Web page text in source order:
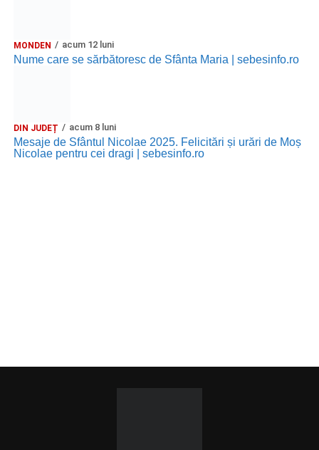
MONDEN acum 12 luni
Nume care se sărbătoresc de Sfânta Maria | sebesinfo.ro
DIN JUDEȚ acum 8 luni
Mesaje de Sfântul Nicolae 2025. Felicitări și urări de Moș
Nicolae pentru cei dragi | sebesinfo.ro